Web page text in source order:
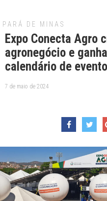
PARÁ DE MINAS
Expo Conecta Agro
agronegócio e
calendário de
7 de maio de 2024